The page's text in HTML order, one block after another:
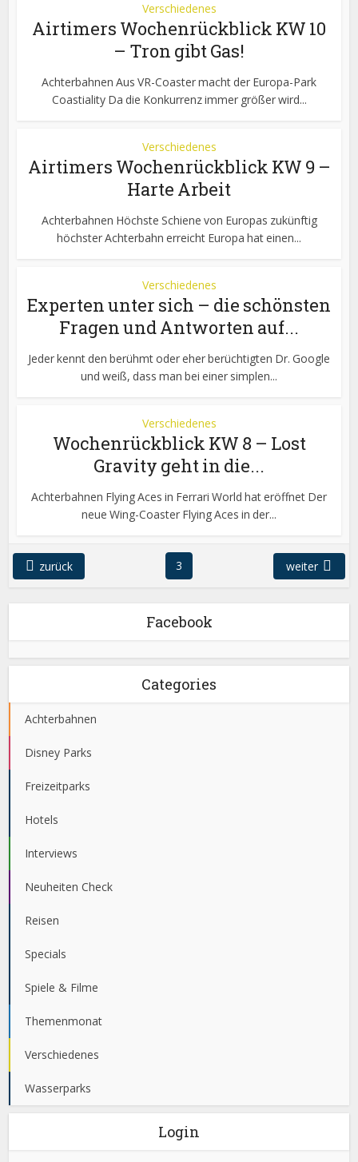
Verschiedenes
Airtimers Wochenrückblick KW 10
– Tron gibt Gas!
Achterbahnen Aus VR-Coaster macht der Europa-Park
Coastiality Da die Konkurrenz immer größer wird...
Verschiedenes
Airtimers Wochenrückblick KW 9 –
Harte Arbeit
Achterbahnen Höchste Schiene von Europas zukünftig
höchster Achterbahn erreicht Europa hat einen...
Verschiedenes
Experten unter sich – die schönsten
Fragen und Antworten auf...
Jeder kennt den berühmt oder eher berüchtigten Dr. Google
und weiß, dass man bei einer simplen...
Verschiedenes
Wochenrückblick KW 8 – Lost
Gravity geht in die...
Achterbahnen Flying Aces in Ferrari World hat eröffnet Der
neue Wing-Coaster Flying Aces in der...
zurück 3 weiter
Facebook
Categories
Achterbahnen
Disney Parks
Freizeitparks
Hotels
Interviews
Neuheiten Check
Reisen
Specials
Spiele & Filme
Themenmonat
Verschiedenes
Wasserparks
Login